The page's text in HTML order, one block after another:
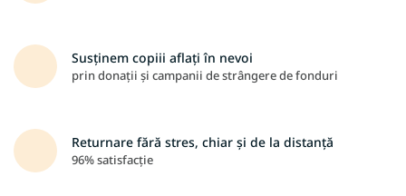
Susținem copiii aflați în nevoi
prin donații și campanii de strângere de fonduri
Returnare fără stres, chiar și de la distanță
96% satisfacție